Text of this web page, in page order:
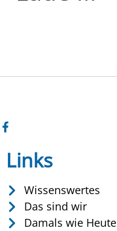
Links
Wissenswertes
Das sind wir
Damals wie Heute